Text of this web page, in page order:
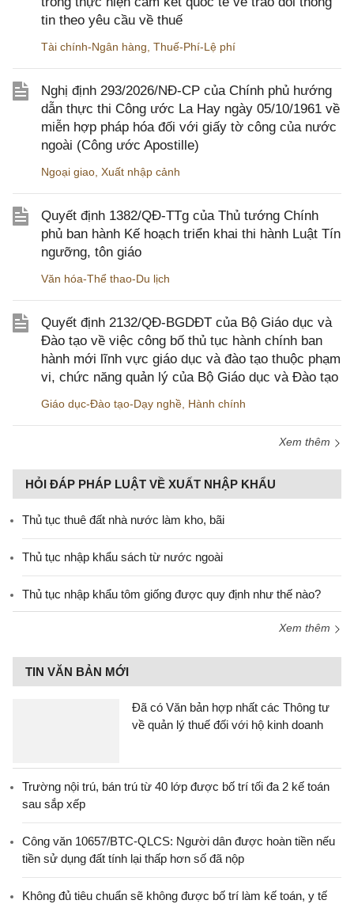
tin theo yêu cầu về thuế
Tài chính-Ngân hàng, Thuế-Phí-Lệ phí
Nghị định 293/2026/NĐ-CP của Chính phủ hướng
dẫn thực thi Công ước La Hay ngày 05/10/1961 về
miễn hợp pháp hóa đối với giấy tờ công của nước
ngoài (Công ước Apostille)
Ngoại giao, Xuất nhập cảnh
Quyết định 1382/QĐ-TTg của Thủ tướng Chính
phủ ban hành Kế hoạch triển khai thi hành Luật Tín
ngưỡng, tôn giáo
Văn hóa-Thể thao-Du lịch
Quyết định 2132/QĐ-BGDĐT của Bộ Giáo dục và
Đào tạo về việc công bố thủ tục hành chính ban
hành mới lĩnh vực giáo dục và đào tạo thuộc phạm
vi, chức năng quản lý của Bộ Giáo dục và Đào tạo
Giáo dục-Đào tạo-Dạy nghề, Hành chính
Xem thêm
HỎI ĐÁP PHÁP LUẬT VỀ XUẤT NHẬP KHẨU
Thủ tục thuê đất nhà nước làm kho, bãi
Thủ tục nhập khẩu sách từ nước ngoài
Thủ tục nhập khẩu tôm giống được quy định như thế nào?
Xem thêm
TIN VĂN BẢN MỚI
Đã có Văn bản hợp nhất các Thông tư
về quản lý thuế đối với hộ kinh doanh
Trường nội trú, bán trú từ 40 lớp được bố trí tối đa 2 kế toán
sau sắp xếp
Công văn 10657/BTC-QLCS: Người dân được hoàn tiền nếu
tiền sử dụng đất tính lại thấp hơn số đã nộp
Không đủ tiêu chuẩn sẽ không được bố trí làm kế toán, y tế